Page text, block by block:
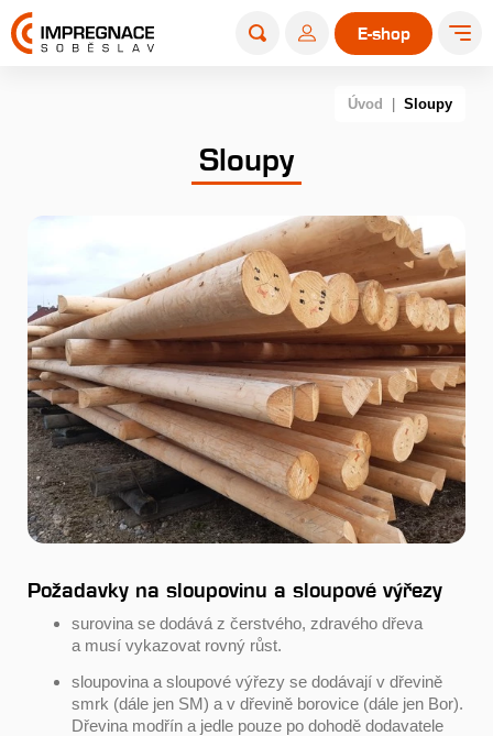
E-shop
Úvod Sloupy
Sloupy
Požadavky na sloupovinu a sloupové výřezy
surovina se dodává z čerstvého, zdravého dřeva
a musí vykazovat rovný růst.
sloupovina a sloupové výřezy se dodávají v dřevině
smrk (dále jen SM) a v dřevině borovice (dále jen Bor).
Dřevina modřín a jedle pouze po dohodě dodavatele